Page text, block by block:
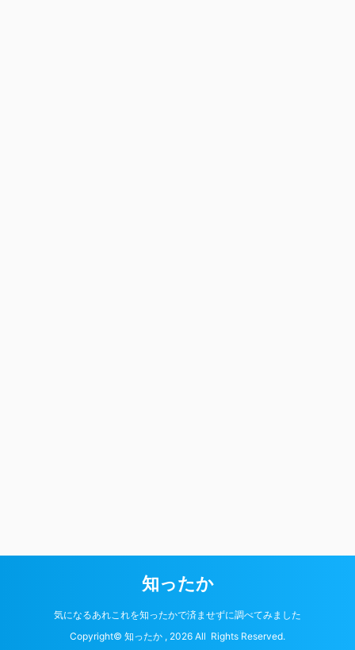
知ったか
気になるあれこれを知ったかで済ませずに調べてみました
Copyright© 知ったか , 2026 All Rights Reserved.